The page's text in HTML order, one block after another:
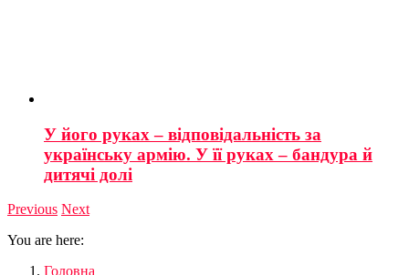
У його руках – відповідальність за
українську армію. У її руках – бандура й
дитячі долі
Previous Next
You are here:
Головна